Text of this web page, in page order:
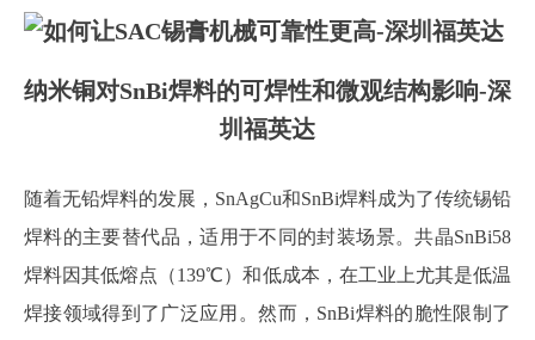
纳米铜对SnBi焊料的可焊性和微观结构影响-深
圳福英达
随着无铅焊料的发展，SnAgCu和SnBi焊料成为了传统锡铅
焊料的主要替代品，适用于不同的封装场景。共晶SnBi58
焊料因其低熔点（139℃）和低成本，在工业上尤其是低温
焊接领域得到了广泛应用。然而，SnBi焊料的脆性限制了